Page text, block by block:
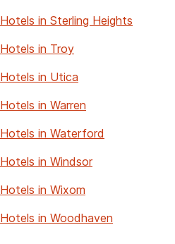
Hotels in Sterling Heights
Hotels in Troy
Hotels in Utica
Hotels in Warren
Hotels in Waterford
Hotels in Windsor
Hotels in Wixom
Hotels in Woodhaven